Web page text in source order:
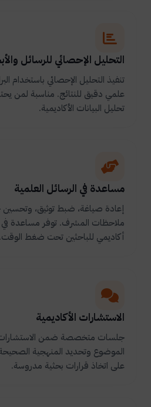
التحليل الإحصائي للرسائل
تنفيذ التحليل الإحصائي باستخدام
علمي دقيق للنتائج. مناسبة لمن
تحليل البيانات الأكاديمية.
مساعدة في الرسائل العلمية
إعادة صياغة، ضبط توثيق، وتحسين
ملاحظات المشرف. توفر مساعدة في
أكاديمي للباحثين تحت ضغط الوقت.
الاستشارات الأكاديمية
جلسات متخصصة ضمن الاستشارات
الموضوع وتحديد المنهجية
على اتخاذ قرارات بحثية مدروسة.